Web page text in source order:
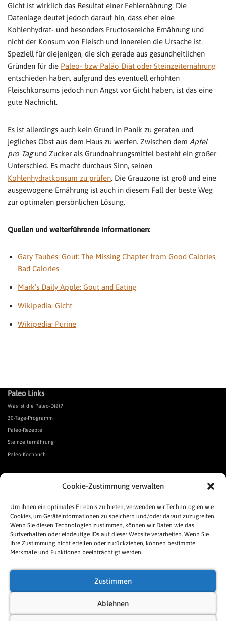
Cookie-Zustimmung verwalten
Um Ihnen ein optimales Erlebnis zu bieten, verwenden wir Technologien wie
Cookies, um Geräteinformationen zu speichern und/oder darauf zuzugreifen.
Wenn Sie diesen Technologien zustimmen, können wir Daten wie das
Surfverhalten oder eindeutige IDs auf dieser Website verarbeiten. Wenn Sie
Ihre Zustimmung nicht erteilen oder zurückziehen, können bestimmte
Merkmale und Funktionen beeinträchtigt werden.
Zustimmen
Ablehnen
Gicht ist wirklich das Resultat einer Fehlernährung. Die
Datenlage deutet jedoch darauf hin, dass eher eine
Kohlenhydrat- und besonders Fructosereiche Ernährung und
nicht der Konsum von Fleisch und Innereien die Ursache ist.
Speziell für diejenigen, die sich gerade aus gesundheitlichen
Gründen für die Paleo- bzw Paläo Diät oder Steinzeiternährung
entschieden haben, aufgrund des eventuell erhöhten
Fleischkonsums jedoch nun Angst vor Gicht haben, ist das eine
gute Nachricht.
Es ist allerdings auch kein Grund in Panik zu geraten und
jegliches Obst aus dem Haus zu werfen. Zwischen dem Apfel
pro Tagund Zucker als Grundnahrungsmittel besteht ein großer
Unterschied. Es macht durchaus Sinn, seinen
Kohlenhydratkonsum zu prüfen. Die Grauzone ist groß und eine
ausgewogene Ernährung ist auch in diesem Fall der beste Weg
zur optimalen persönlichen Lösung.
Quellen und weiterführende Informationen:
Gary Taubes: Gout: The Missing Chapter from Good Calories,
Bad Calories
Mark’s Daily Apple: Gout and Eating
Wikipedia: Gicht
Wikipedia: Purine
Paleo Links
Was ist die Paleo-Diät?
30-Tage-Programm
Paleo-Rezepte
Steinzeiternährung
Paleo-Kochbuch
*Affiliate Link. Als Partner verschiedener Unternehmen verdiene ich an qualifizierten Verkäufen.
Urgeschmack-Empfehlungen
Urgeschmack-Shop
Was ist Urgeschmack?
Häufige Fragen
Links
Allgemeine Geschäftsbedingungen
Datenschutzerklärung